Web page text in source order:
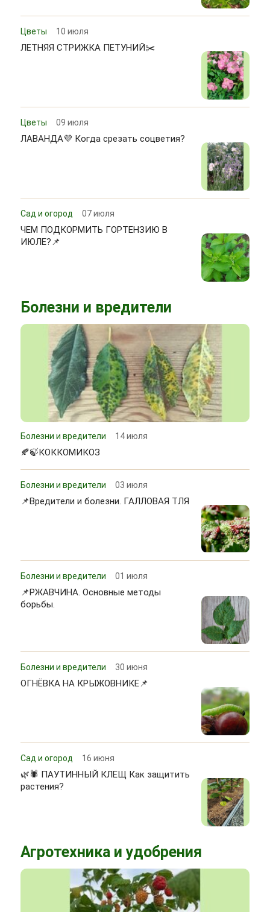
Цветы 10 июля
ЛЕТНЯЯ СТРИЖКА ПЕТУНИЙ✂️
Цветы 09 июля
ЛАВАНДА💜 Когда срезать соцветия?
Сад и огород 07 июля
ЧЕМ ПОДКОРМИТЬ ГОРТЕНЗИЮ В
ИЮЛЕ?📌
Болезни и вредители
Болезни и вредители 14 июля
🍂🍃КОККОМИКОЗ
Болезни и вредители 03 июля
📌Вредители и болезни. ГАЛЛОВАЯ ТЛЯ
Болезни и вредители 01 июля
📌РЖАВЧИНА. Основные методы
борьбы.
Болезни и вредители 30 июня
ОГНЁВКА НА КРЫЖОВНИКЕ📌
Сад и огород 16 июня
🌿🕷 ПАУТИННЫЙ КЛЕЩ Как защитить
растения?
Агротехника и удобрения